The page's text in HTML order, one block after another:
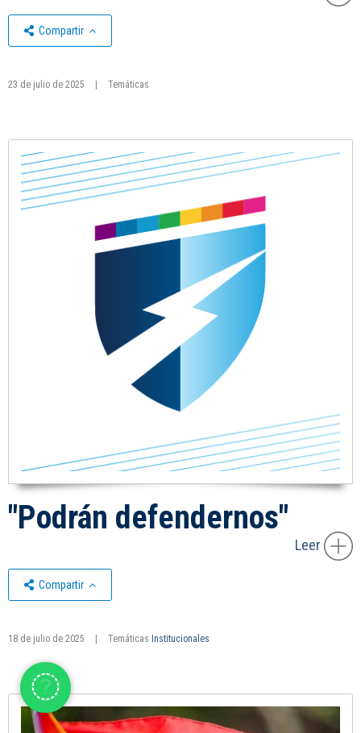
Compartir
23 de julio de 2025 Temáticas
"Podrán defendernos"
Leer
Compartir
18 de julio de 2025 Temáticas Institucionales